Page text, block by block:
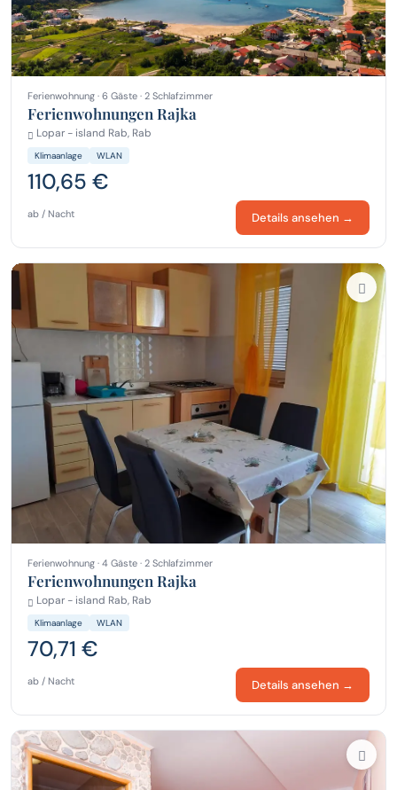
Ferienwohnung · 6 Gäste · 2 Schlafzimmer
Ferienwohnungen Rajka
Lopar - island Rab, Rab
Klimaanlage WLAN
110,65 €
ab / Nacht Details ansehen →
Ferienwohnung · 4 Gäste · 2 Schlafzimmer
Ferienwohnungen Rajka
Lopar - island Rab, Rab
Klimaanlage WLAN
70,71 €
ab / Nacht Details ansehen →